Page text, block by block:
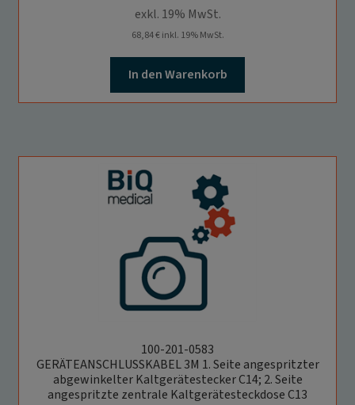
exkl. 19% MwSt.
68,84€inkl. 19% MwSt.
In den Warenkorb
100-201-0583
GERÄTEANSCHLUSSKABEL 3M 1. Seite angespritzter
abgewinkelter Kaltgerätestecker C14; 2. Seite
angespritzte zentrale Kaltgerätesteckdose C13